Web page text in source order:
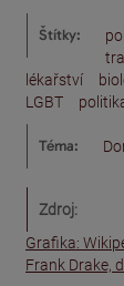
Štítky:
lékařství
LGBT
Téma:
Zdroj:
Grafika:
Frank Drake,
(odkaz je externí)